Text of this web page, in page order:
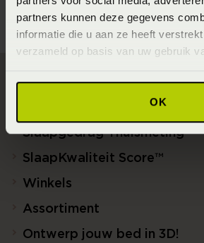
partners kunnen deze gegevens
informatie die u aan ze heeft
verzameld op basis van uw gebruik
OK
Slaapgedrag Thuismeting
SlaapKwaliteit Score™
Winkels
Assortiment
Ontwerp jouw bed in 3D!